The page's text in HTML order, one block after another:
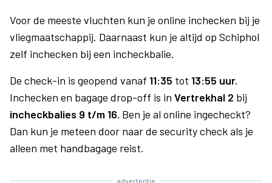
Voor de meeste vluchten kun je online inchecken bij je
vliegmaatschappij. Daarnaast kun je altijd op Schiphol
zelf inchecken bij een incheckbalie.
De check-in is geopend vanaf 11:35 tot 13:55 uur.
Inchecken en bagage drop-off is in Vertrekhal 2 bij
incheckbalies 9 t/m 16. Ben je al online ingecheckt?
Dan kun je meteen door naar de security check als je
alleen met handbagage reist.
advertentie